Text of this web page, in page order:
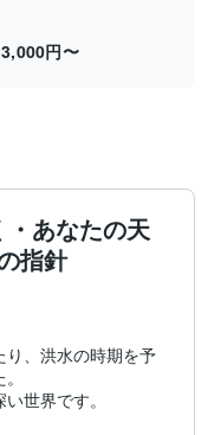
3,000円〜
あなたの天
指針
、洪水の時期を予
世界です。